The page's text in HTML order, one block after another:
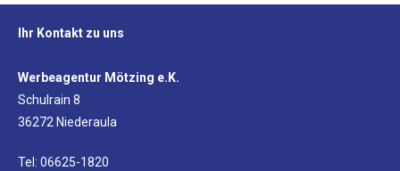
Ihr Kontakt zu uns
Werbeagentur Mötzing e.K.
Schulrain 8
36272 Niederaula
Tel: 06625-1820